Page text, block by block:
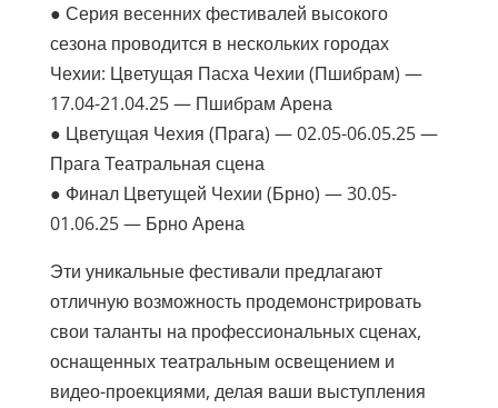
● Серия весенних фестивалей высокого
сезона проводится в нескольких городах
Чехии: Цветущая Пасха Чехии (Пшибрам) —
17.04-21.04.25 — Пшибрам Арена
● Цветущая Чехия (Прага) — 02.05-06.05.25 —
Прага Театральная сцена
● Финал Цветущей Чехии (Брно) — 30.05-
01.06.25 — Брно Арена
Эти уникальные фестивали предлагают
отличную возможность продемонстрировать
свои таланты на профессиональных сценах,
оснащенных театральным освещением и
видео-проекциями, делая ваши выступления